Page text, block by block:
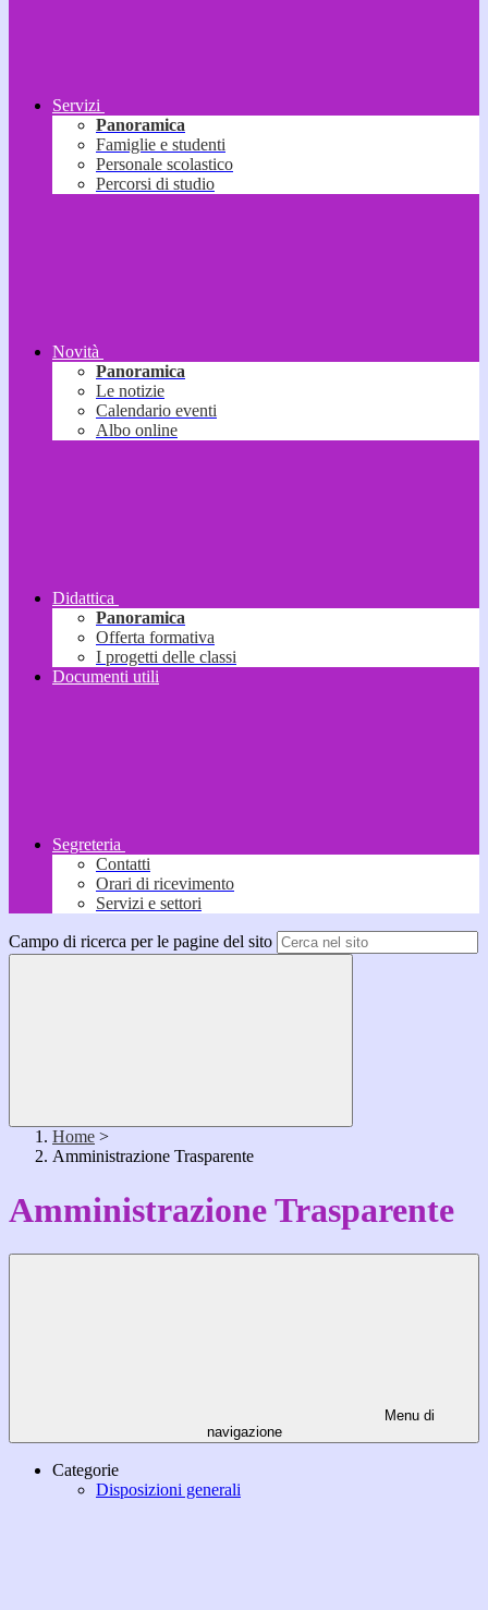
Servizi
Panoramica
Famiglie e studenti
Personale scolastico
Percorsi di studio
Novità
Panoramica
Le notizie
Calendario eventi
Albo online
Didattica
Panoramica
Offerta formativa
I progetti delle classi
Documenti utili
Segreteria
Contatti
Orari di ricevimento
Servizi e settori
Campo di ricerca per le pagine del sito
Home >
Amministrazione Trasparente
Amministrazione Trasparente
Menu di
navigazione
Categorie
Disposizioni generali